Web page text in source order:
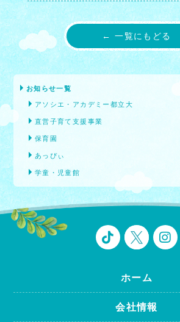
← 一覧にもどる
お知らせ一覧
アソシエ・アカデミー都立大
直営子育て支援事業
保育園
あっぴぃ
学童・児童館
ホーム
会社情報